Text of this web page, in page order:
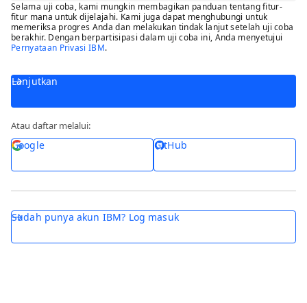
Selama uji coba, kami mungkin membagikan panduan tentang fitur-
fitur mana untuk dijelajahi. Kami juga dapat menghubungi untuk
memeriksa progres Anda dan melakukan tindak lanjut setelah uji coba
berakhir. Dengan berpartisipasi dalam uji coba ini, Anda menyetujui
Pernyataan Privasi IBM.
Lanjutkan
Atau daftar melalui:
Google GitHub
Sudah punya akun IBM? Log masuk